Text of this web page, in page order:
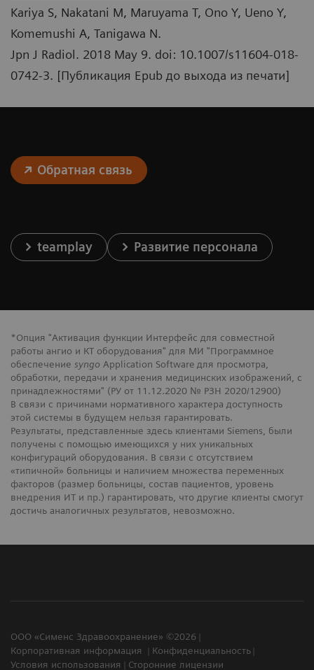
Kariya S, Nakatani M, Maruyama T, Ono Y, Ueno Y,
Komemushi A, Tanigawa N.
Jpn J Radiol. 2018 May 9. doi: 10.1007/s11604-018-
0742-3. [Публикация Epub до выхода из печати]
Обратная связь
teamplay Развитие персонала
*Опция "Активация функции Интерфейс для совместной
работы ангио и КТ оборудования" для МИ "Программное
обеспечение syngo Application Software для просмотра,
обработки, передачи и хранения медицинских изображений, с
принадлежностями" (РУ от 11.12.2020 № РЗН 2020/12900)
В связи с причинами нормативного характера доступность
этой системы в будущем нельзя гарантировать.
Результаты, представленные здесь клиентами Siemens, были
получены с помощью имеющихся у них уникальных
конфигураций оборудования. В связи с отсутствием
«типичной» больницы и наличием множества переменных
факторов (размер больницы, состав пациентов, уровень
внедрения ИТ и пр.) гарантировать, что другие клиенты смогут
достичь аналогичных результатов, невозможно.
ООО «Сименс Здравоохранение» ©2026
Корпоративная информация
Конфиденциальность
Условия использования
Сторонние лицензии